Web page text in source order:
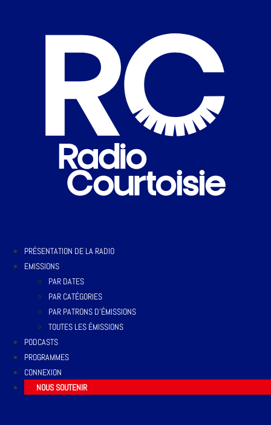
PRÉSENTATION DE LA RADIO
EMISSIONS
PAR DATES
PAR CATÉGORIES
PAR PATRONS D’ÉMISSIONS
TOUTES LES ÉMISSIONS
PODCASTS
PROGRAMMES
CONNEXION
NOUS SOUTENIR